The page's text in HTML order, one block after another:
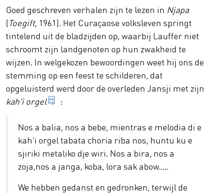
Goed geschreven verhalen zijn te lezen in Njapa
(Toegift, 1961). Het Curaçaose volksleven springt
tintelend uit de bladzijden op, waarbij Lauffer niet
schroomt zijn landgenoten op hun zwakheid te
wijzen. In welgekozen bewoordingen weet hij ons de
stemming op een feest te schilderen, dat
opgeluisterd werd door de overleden Jansji met zijn
kah’i orgel
Het kaha di òrgel (‘kaha’ komt van het
:
Nos a balia, nos a bebe, mientras e melodia di e
kah’i orgel tabata choria riba nos, huntu ku e
sjiriki metaliko dje wiri. Nos a bira, nos a
zoja,nos a janga, koba, lora sak abow…..
We hebben gedanst en gedronken, terwijl de